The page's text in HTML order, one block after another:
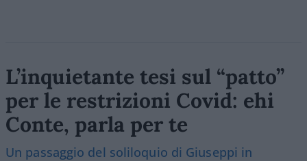
L’inquietante tesi sul “patto”
per le restrizioni Covid: ehi
Conte, parla per te
Un passaggio del soliloquio di Giuseppi in